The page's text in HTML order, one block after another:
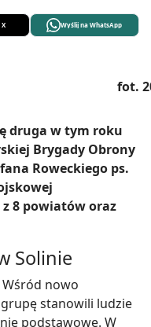
Wyślij na WhatsApp
druga w tym roku
Brygady Obrony
Roweckiego ps.
8 powiatów oraz
Solinie
Wśród nowo
stanowili ludzie
podstawowe. W